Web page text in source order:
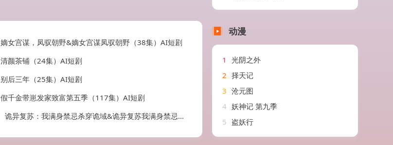
嫡女宫谋，凤驭朝野&嫡女宫谋凤驭朝野（38集）AI短剧
清颜茶铺（24集）AI短剧
别后三年（25集）AI短剧
假千金带崽发家致富第五季（117集）AI短剧
诡异复苏：我满身禁忌杀穿诡域&诡异复苏我满身禁忌杀穿诡域（48集）AI短剧
动漫
1
光阴之外
2 择天记
3 沧元图
4 妖神记 第九季
5 盗妖行